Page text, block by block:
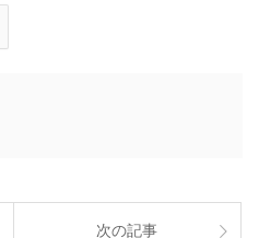
次の記事